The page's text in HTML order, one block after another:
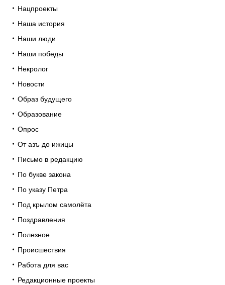
Нацпроекты
Наша история
Наши люди
Наши победы
Некролог
Новости
Образ будущего
Образование
Опрос
От азъ до ижицы
Письмо в редакцию
По букве закона
По указу Петра
Под крылом самолёта
Поздравления
Полезное
Происшествия
Работа для вас
Редакционные проекты